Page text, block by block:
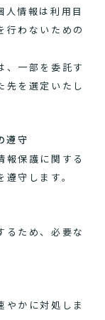
人情報は利用目
行わないための
、一部を委託す
先を選定いたし
遵守
報保護に関する
守します。
るため、必要な
やかに対処しま